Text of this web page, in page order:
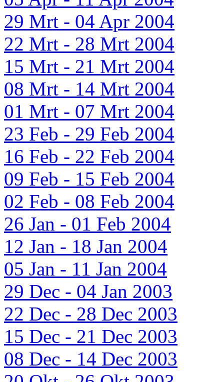
29 Mrt - 04 Apr 2004
22 Mrt - 28 Mrt 2004
15 Mrt - 21 Mrt 2004
08 Mrt - 14 Mrt 2004
01 Mrt - 07 Mrt 2004
23 Feb - 29 Feb 2004
16 Feb - 22 Feb 2004
09 Feb - 15 Feb 2004
02 Feb - 08 Feb 2004
26 Jan - 01 Feb 2004
12 Jan - 18 Jan 2004
05 Jan - 11 Jan 2004
29 Dec - 04 Jan 2003
22 Dec - 28 Dec 2003
15 Dec - 21 Dec 2003
08 Dec - 14 Dec 2003